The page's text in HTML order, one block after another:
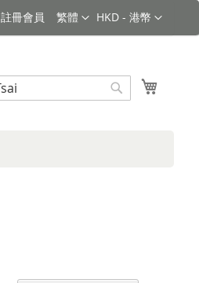
金額
HKD - 港幣
語言
繁體
註冊會員